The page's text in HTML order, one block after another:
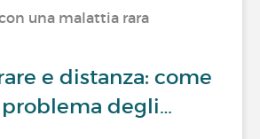
una malattia rara
e distanza: come
degli…